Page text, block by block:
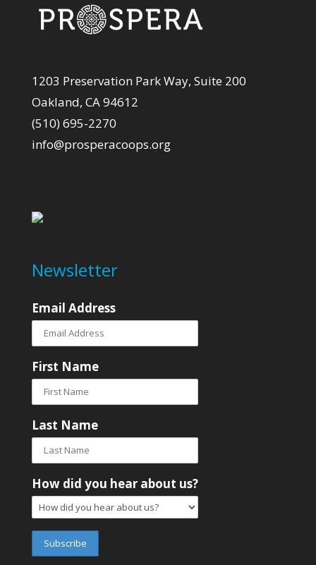
1203 Preservation Park Way, Suite 200
Oakland, CA 94612
(510) 695-2270
info@prosperacoops.org
Newsletter
Email Address
First Name
Last Name
How did you hear about us?